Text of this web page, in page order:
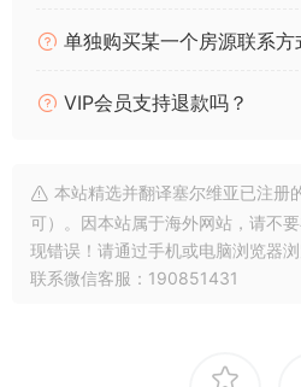
单独购买某一个房源联系方
VIP会员支持退款吗？
本站精选并翻译塞尔维亚已注册
可）。因本站属于海外网站，请不
现错误！请通过手机或电脑浏览器
联系微信客服：190851431